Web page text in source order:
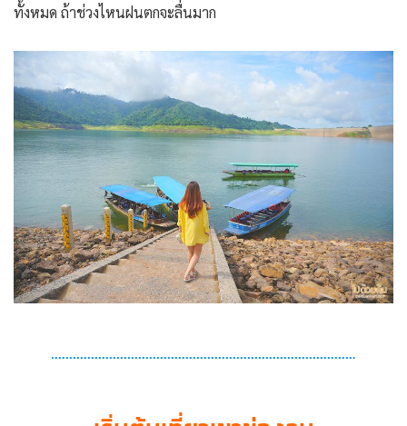
ทั้งหมด ถ้าช่วงไหนฝนตกจะลื่นมาก